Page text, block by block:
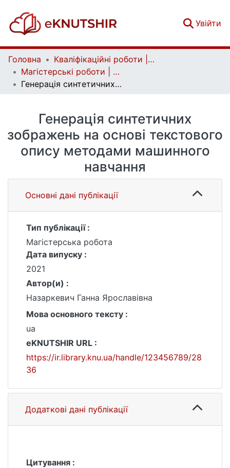
Увійти
Головна
Кваліфікаційні роботи | Qualifying works
Магістерські роботи | Master's theses
Генерація синтетичних зображень на основі текстового опису методами машинного навчання
Генерація синтетичних
зображень на основі текстового
опису методами машинного
навчання
Основні дані публікації
Тип публікації :
Магістерська робота
Дата випуску :
2021
Автор(и) :
Назаркевич Ганна Ярославівна
Мова основного тексту :
ua
eKNUTSHIR URL :
https://ir.library.knu.ua/handle/123456789/28
36
Додаткові дані публікації
Цитування :